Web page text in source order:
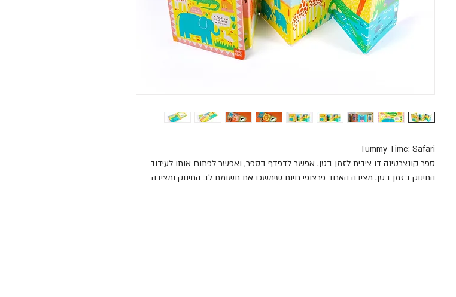
Tummy Time: Safari
ספר קונצרטינה דו צידית לזמן בטן. אפשר לדפדף בספר, ואפשר לפתוח אותו לעידוד
התינוק בזמן בטן. מצידה האחד פרצופי חיות שימשכו את תשומת לב התינוק ומצידה